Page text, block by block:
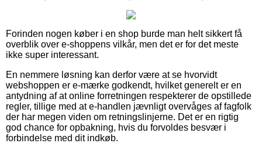
Forinden nogen køber i en shop burde man helt sikkert få
overblik over e-shoppens vilkår, men det er for det meste
ikke super interessant.
En nemmere løsning kan derfor være at se hvorvidt
webshoppen er e-mærke godkendt, hvilket generelt er en
antydning af at online forretningen respekterer de opstillede
regler, tillige med at e-handlen jævnligt overvåges af fagfolk
der har megen viden om retningslinjerne. Det er en rigtig
god chance for opbakning, hvis du forvoldes besvær i
forbindelse med dit indkøb.